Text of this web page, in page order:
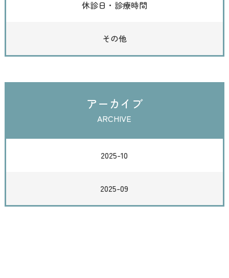
休診日・診療時間
その他
アーカイブ
ARCHIVE
2025-10
2025-09